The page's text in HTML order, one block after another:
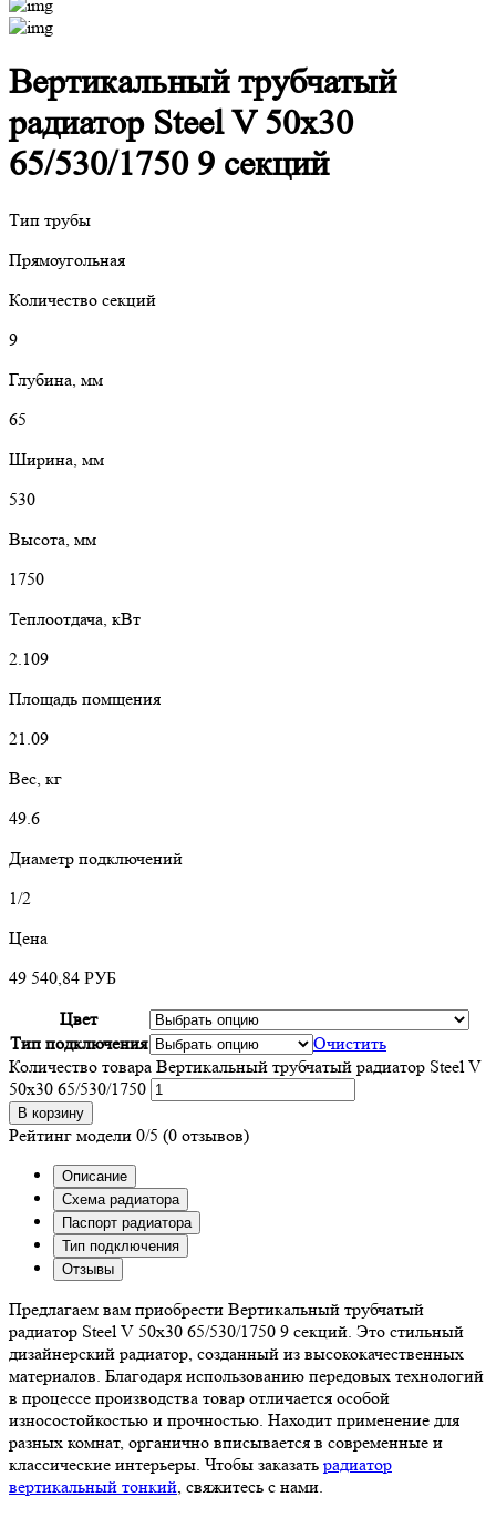
Вертикальный трубчатый
радиатор Steel V 50х30
65/530/1750 9 секций
Тип трубы
Прямоугольная
Количество секций
9
Глубина, мм
65
Ширина, мм
530
Высота, мм
1750
Теплоотдача, кВт
2.109
Площадь помщения
21.09
Вес, кг
49.6
Диаметр подключений
1/2
Цена
49 540,84 РУБ
Цвет
Тип подключения
Очистить
Количество товара Вертикальный трубчатый радиатор Steel V
50х30 65/530/1750
В корзину
Рейтинг модели 0/5 (0 отзывов)
Описание
Схема радиатора
Паспорт радиатора
Тип подключения
Отзывы
Предлагаем вам приобрести Вертикальный трубчатый
радиатор Steel V 50х30 65/530/1750 9 секций. Это стильный
дизайнерский радиатор, созданный из высококачественных
материалов. Благодаря использованию передовых технологий
в процессе производства товар отличается особой
износостойкостью и прочностью. Находит применение для
разных комнат, органично вписывается в современные и
классические интерьеры. Чтобы заказать радиатор
вертикальный тонкий , свяжитесь с нами.